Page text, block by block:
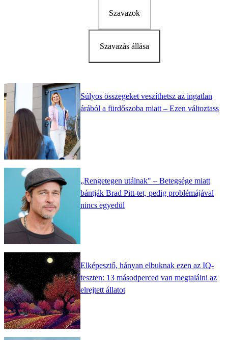
Szavazok
Szavazás állása
Súlyos összegeket veszíthetsz az ingatlan
árából a fürdőszoba miatt – Ezen változtass
„Rengetegen utálnak" – Betegsége miatt
bántják Brad Pitt-tet, pedig problémájával
nincs egyedül
Elképesztő, hányan elbuknak ezen az IQ-
teszten: 13 másodperced van megtalálni az
elrejtett állatot